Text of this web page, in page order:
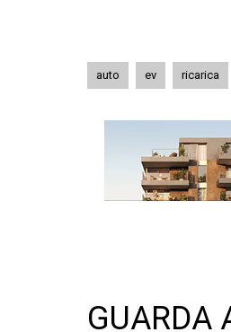
auto ev ricarica
GUARDA